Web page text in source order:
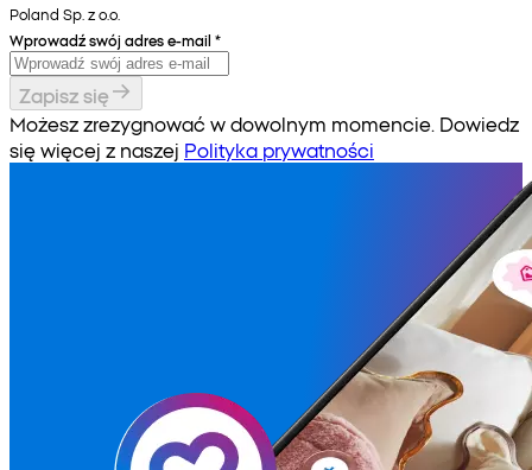
Poland Sp. z o.o.
Wprowadź swój adres e-mail *
Zapisz się
Możesz zrezygnować w dowolnym momencie. Dowiedz
się więcej z naszej Polityka prywatności